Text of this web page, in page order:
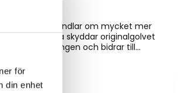
för
din enhet
handlar om mycket mer
Rätt matta skyddar originalgolvet
rengöringen och bidrar till...